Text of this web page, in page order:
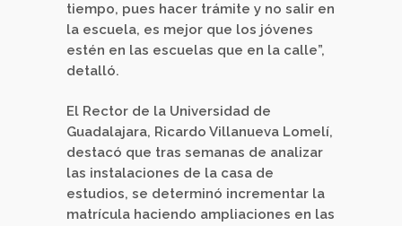
tiempo, pues hacer trámite y no salir en
la escuela, es mejor que los jóvenes
estén en las escuelas que en la calle”,
detalló.
El Rector de la Universidad de
Guadalajara, Ricardo Villanueva Lomelí,
destacó que tras semanas de analizar
las instalaciones de la casa de
estudios, se determinó incrementar la
matrícula haciendo ampliaciones en las